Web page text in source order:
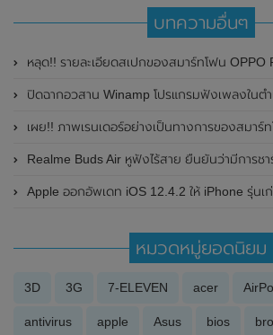
บทความอื่นๆ
หลุด!! รายละเอียดสเปกของสมาร์ทโฟน OPPO Reno 11F
ปิดฉากอวสาน Winamp โปรแกรมฟังเพลงในต
เผย!! ภาพเรนเดอร์อย่างเป็นทางการของสมาร์ทโฟน Samsung Galaxy S22
Realme Buds Air หูฟังไร้สาย ยืนยันว่ามีการชาร์จแบบไ
Apple ออกอัพเดท iOS 12.4.2 ให้ iPhone รุ่นเก่
หมวดหมู่ยอดนิยม
3D 3G 7-ELEVEN acer
antivirus apple Asus bios